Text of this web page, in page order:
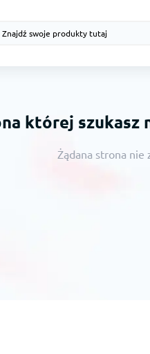
której szukasz
Żądana strona nie